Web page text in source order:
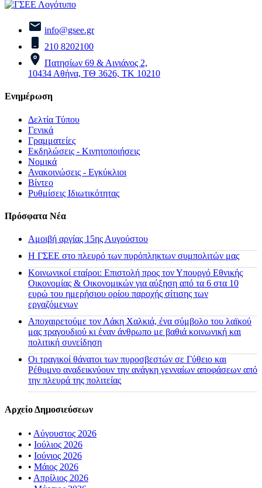
info@gsee.gr
210 8202100
Πατησίων 69 & Αινιάνος 2,
10434 Αθήνα, ΤΘ 3626, ΤΚ 10210
Ενημέρωση
Δελτία Τύπου
Γενικά
Γραμματείες
Εκδηλώσεις - Κινητοποιήσεις
Νομικά
Ανακοινώσεις - Εγκύκλιοι
Βίντεο
Ρυθμίσεις Ιδιωτικότητας
Πρόσφατα Νέα
Αμοιβή αργίας 15ης Αυγούστου
H ΓΣΕΕ στο πλευρό των πυρόπληκτων συμπολιτών μας
Κοινωνικοί εταίροι: Επιστολή προς τον Υπουργό Εθνικής
Οικονομίας & Οικονομικών για αύξηση από τα 6 στα 10
ευρώ του ημερήσιου ορίου παροχής σίτισης των
εργαζόμενων
Αποχαιρετούμε τον Λάκη Χαλκιά, ένα σύμβολο του λαϊκού
μας τραγουδιού κι έναν άνθρωπο με βαθιά κοινωνική και
πολιτική συνείδηση
Οι τραγικοί θάνατοι των πυροσβεστών σε Γύθειο και
Ρέθυμνο αναδεικνύουν την ανάγκη γενναίων αποφάσεων από
την πλευρά της πολιτείας
Αρχείο Δημοσιεύσεων
• Αύγουστος 2026
• Ιούλιος 2026
• Ιούνιος 2026
• Μάιος 2026
• Απρίλιος 2026